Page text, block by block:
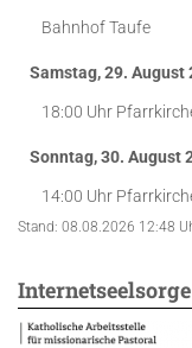
BahnhofTaufe
Samstag, 29. August
18:00 Uhr
Sonntag, 30. August
14:00 Uhr
Stand: 08.08.2026 12:48
Internetseelsorge